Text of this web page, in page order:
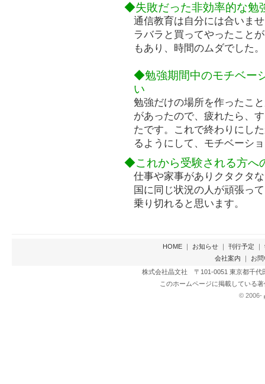
◆失敗だった非効率的な勉
通信教育は自分には合いま
ラバラと買ってやったこと
もあり、時間のムダでした。
◆勉強期間中のモチベー
い
勉強だけの場所を作ったこ
があったので、疲れたら、
たです。これで終わりにし
るようにして、モチベーシ
◆これから受験される方へ
仕事や家事がありクタクタ
国に同じ状況の人が頑張っ
乗り切れると思います。
HOME ｜ お知らせ ｜ 刊行予定 ｜
会社案内 ｜ お
株式会社晶文社 〒101-0051 東京都千代
このホームページに掲載している
© 2006-